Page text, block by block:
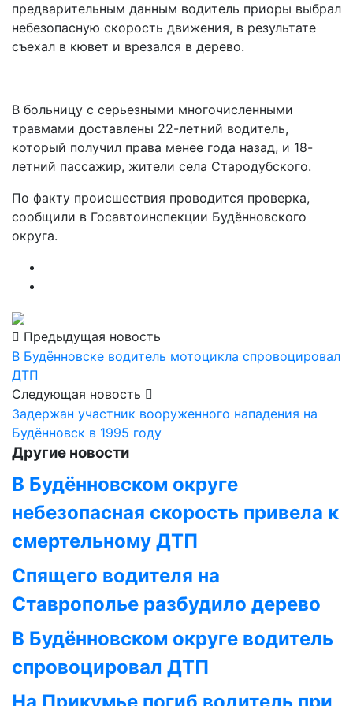
предварительным данным водитель приоры выбрал
небезопасную скорость движения, в результате
съехал в кювет и врезался в дерево.
В больницу с серьезными многочисленными
травмами доставлены 22-летний водитель,
который получил права менее года назад, и 18-
летний пассажир, жители села Стародубского.
По факту происшествия проводится проверка,
сообщили в Госавтоинспекции Будённовского
округа.
Предыдущая новость
В Будённовске водитель мотоцикла спровоцировал
ДТП
Следующая новость
Задержан участник вооруженного нападения на
Будённовск в 1995 году
Другие новости
В Будённовском округе
небезопасная скорость привела к
смертельному ДТП
Cпящего водителя на
Ставрополье разбудило дерево
В Будённовском округе водитель
спровоцировал ДТП